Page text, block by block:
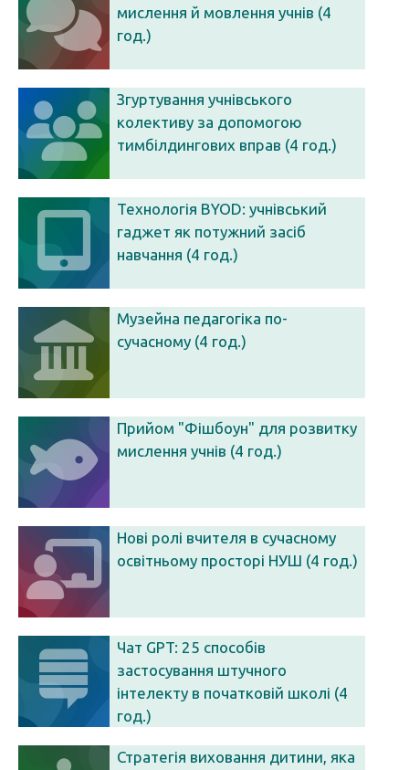
мислення й мовлення учнів (4
год.)
Згуртування учнівського
колективу за допомогою
тимбілдингових вправ (4 год.)
Технологія BYOD: учнівський
гаджет як потужний засіб
навчання (4 год.)
Музейна педагогіка по-
сучасному (4 год.)
Прийом "Фішбоун" для розвитку
мислення учнів (4 год.)
Нові ролі вчителя в сучасному
освітньому просторі НУШ (4 год.)
Чат GPT: 25 способів
застосування штучного
інтелекту в початковій школі (4
год.)
Стратегія виховання дитини, яка